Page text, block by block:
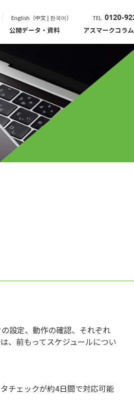
English（中文 | 한국어） TEL
公開データ・資料 アスマークコラム
設定、動作の確認、それぞれ
、前もってスケジュールについ
チェックが約4日間で対応可能